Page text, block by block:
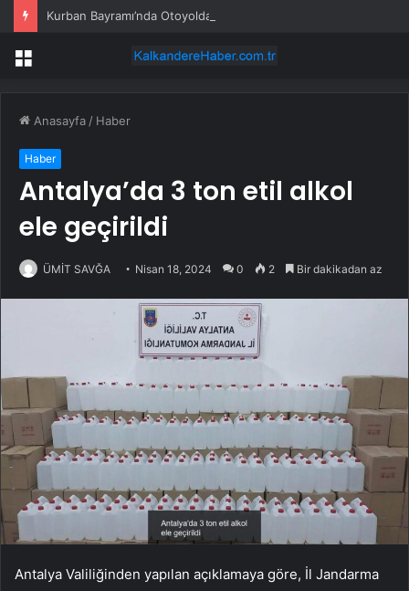
Kurban Bayramı’nda Otoyolda Yoğunluk
Menü
Anasayfa / Haber
Haber
Antalya’da 3 ton etil alkol
ele geçirildi
ÜMİT SAVĞA Nisan 18, 2024 0 2 Bir dakikadan az
Antalya Valiliğinden yapılan açıklamaya göre, İl Jandarma